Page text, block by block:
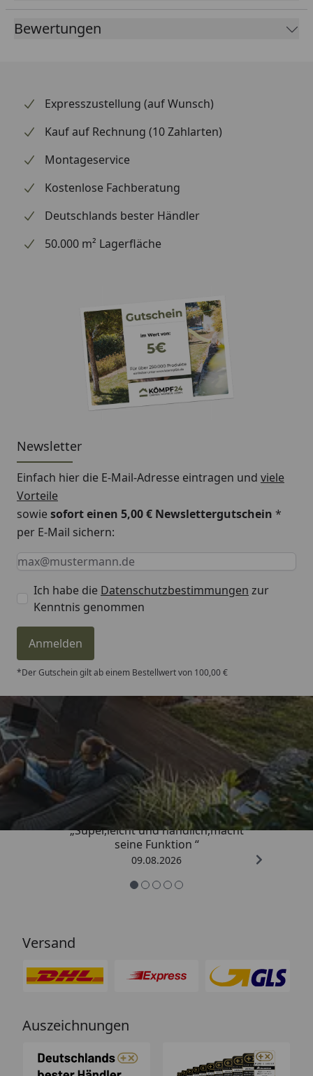
Eisenwaren
Bewertungen
Expresszustellung (auf Wunsch)
Kauf auf Rechnung (10 Zahlarten)
Montageservice
Kostenlose Fachberatung
Deutschlands bester Händler
50.000 m² Lagerfläche
Newsletter
Einfach hier die E-Mail-Adresse eintragen und viele
Vorteile
sowiesofort einen 5,00 € Newslettergutschein *
per E-Mail sichern:
Keine Eingabe erforderlich
Eingabe erforderlich
E-Mail *
Ich habe die Datenschutzbestimmungen zur
Kenntnis genommen
Anmelden
*Der Gutschein gilt ab einem Bestellwert von 100,00 €
Trusted Shops
4,81/ 5
„Super,leicht und handlich,macht
seine Funktion “
09.08.2026
Versand
Auszeichnungen